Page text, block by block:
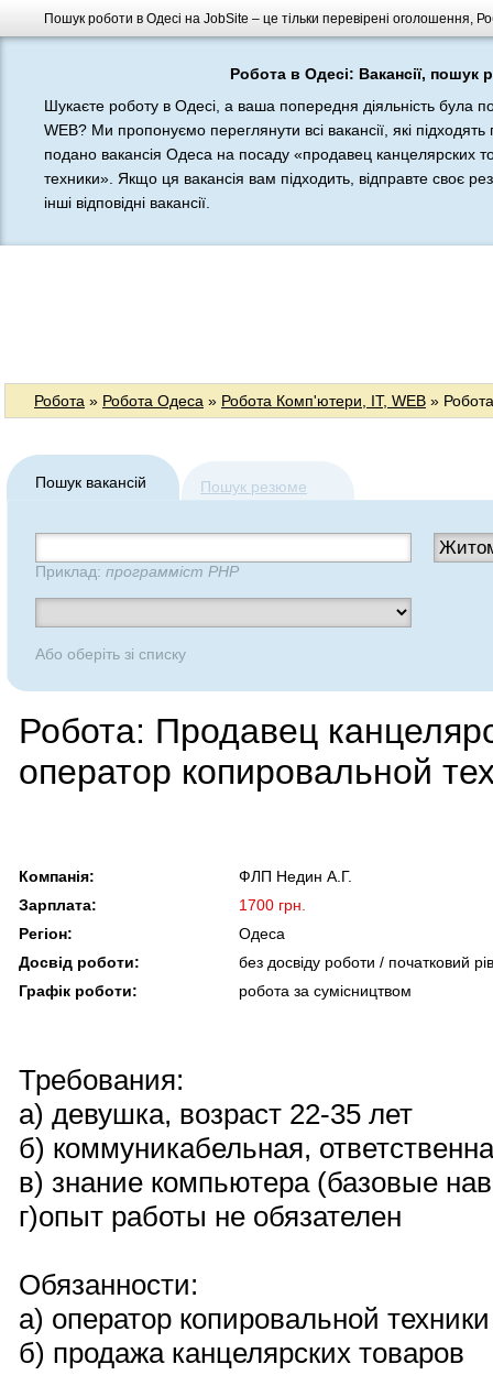
Пошук роботи в Одесі на JobSite – це тільки перевірені оголошення,
Робота в Одесі: Вакансії, пошук
Шукаєте роботу в Одесі, а ваша попередня діяльність була
WEB? Ми пропонуємо переглянути всі вакансії, які
подано вакансія Одеса на посаду «продавец канцелярских
техники». Якщо ця вакансія вам підходить, відправте своє
інші відповідні вакансії.
Робота » Робота Одеса » Робота Комп'ютери, IT, WEB »
Пошук вакансій Пошук резюме
Приклад: программіст PHP
Або оберіть зі списку
Робота: Продавец
оператор копировальной
Компанія:
ФЛП Недин А.Г.
Зарплата:
1700 грн.
Регіон:
Одеса
Досвід роботи:
без досвіду роботи / початковий
Графік роботи:
робота за сумісництвом
Требования:
а) девушка, возраст 22-35 лет
б) коммуникабельная,
в) знание компьютера (базовые
г)опыт работы не обязателен
Обязанности:
а) оператор копировальной техники
б) продажа канцелярских товаров